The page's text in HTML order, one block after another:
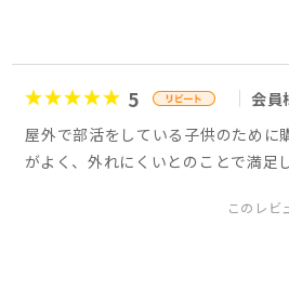
5 会員
屋外で部活をしている子供のために
がよく、外れにくいとのことで満足
このレビ